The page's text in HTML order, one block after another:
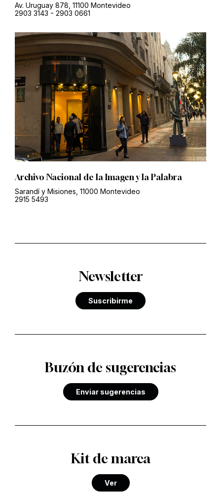
Av. Uruguay 878, 11100 Montevideo
2903 3143 - 2903 0661
Archivo Nacional de la Imagen y la Palabra
Sarandí y Misiones, 11000 Montevideo
2915 5493
Newsletter
Suscribirme
Buzón de sugerencias
Enviar sugerencias
Kit de marca
Ver